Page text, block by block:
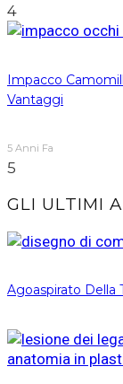
4
Impacco
Vantaggi
5 Anni Fa
5
GLI ULTIMI
Agoaspirato Della